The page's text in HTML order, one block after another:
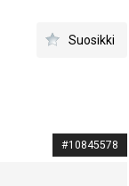
Suosikki
#10845578